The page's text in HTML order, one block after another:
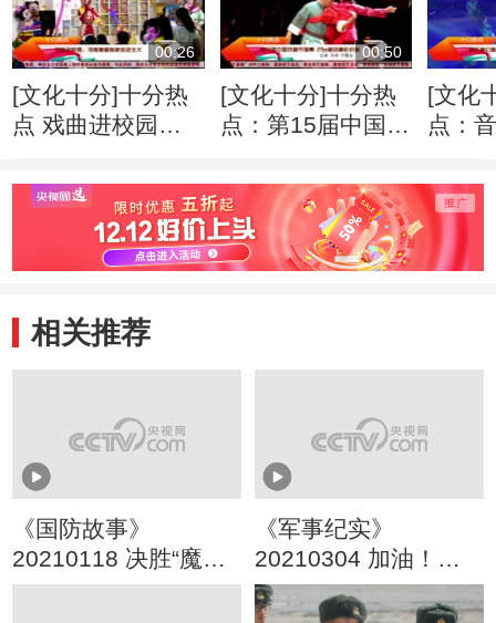
00:26
[文化十分]十分热
点 戏曲进校园：
北大
00:50
[文化十分]十分热
点：第15届中国戏
目精彩纷呈
[文化
点：
立方
相关推荐
《国防故事》
20210118 决胜“魔鬼
周”（1）
《军事纪实》
20210304 加油！特
战女兵